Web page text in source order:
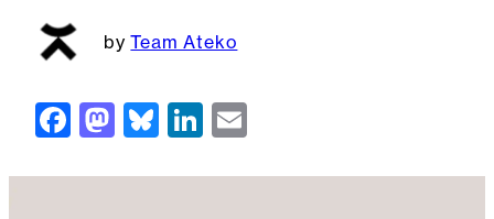
Team Ateko
F
c
M
st
Bl
e
Li
k ai